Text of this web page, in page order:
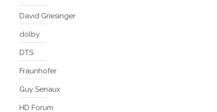
David Griesinger
dolby
DTS
Fraunhofer
Guy Senaux
HD Forum